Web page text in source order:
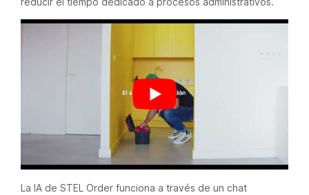
La IA de STEL Order funciona a través de un chat